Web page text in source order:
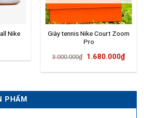
PHẨM
Nike
Giày tennis Nike Court Zoom
Pro
3.000.000₫ Giá
3.000.000₫.
1.680.000₫Giá
là: